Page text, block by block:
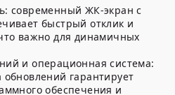
современный ЖК-экран с
быстрый отклик и
важно для динамичных
и операционная система:
обновлений гарантирует
обеспечения и